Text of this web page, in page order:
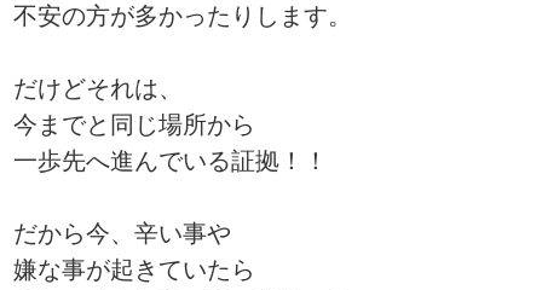
不安の方が多かったりします。
だけどそれは、
今までと同じ場所から
一歩先へ進んでいる証拠！！
だから今、辛い事や
嫌な事が起きていたら